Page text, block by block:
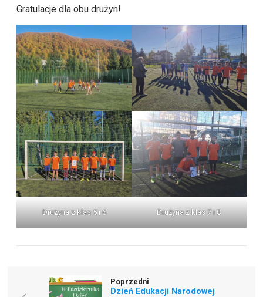
Gratulacje dla obu drużyn!
Drużyna z klas 5 i 6 Drużyna z klas 7 i 8
Poprzedni
Dzień Edukacji Narodowej